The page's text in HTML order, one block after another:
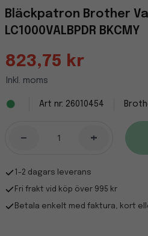
Bläckpatron Brother
LC1000VALBPDR BKCMY
823,75 kr
Inkl. moms
26010454
- +
1-2 dagars leverans
Fri frakt vid köp över 995 kr
Betala enkelt med faktura, kort